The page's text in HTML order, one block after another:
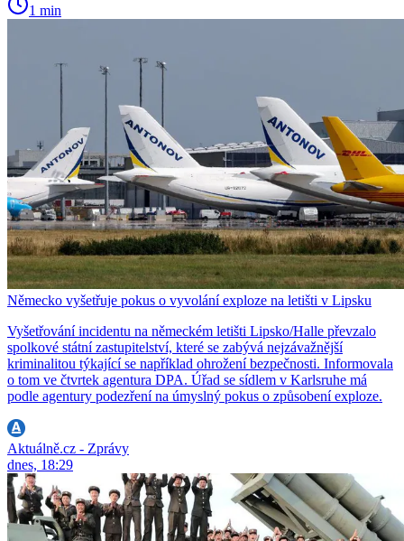
1 min
Německo vyšetřuje pokus o vyvolání exploze na letišti v Lipsku
Vyšetřování incidentu na německém letišti Lipsko/Halle převzalo
spolkové státní zastupitelství, které se zabývá nejzávažnější
kriminalitou týkající se například ohrožení bezpečnosti. Informovala
o tom ve čtvrtek agentura DPA. Úřad se sídlem v Karlsruhe má
podle agentury podezření na úmyslný pokus o způsobení exploze.
Aktuálně.cz - Zprávy
dnes, 18:29